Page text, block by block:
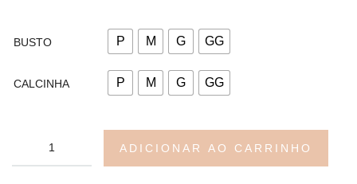
BUSTO P M G GG
CALCINHA P M G GG
ADICIONAR AO CARRINHO